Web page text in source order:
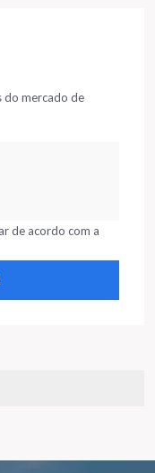
do mercado de
de acordo com a